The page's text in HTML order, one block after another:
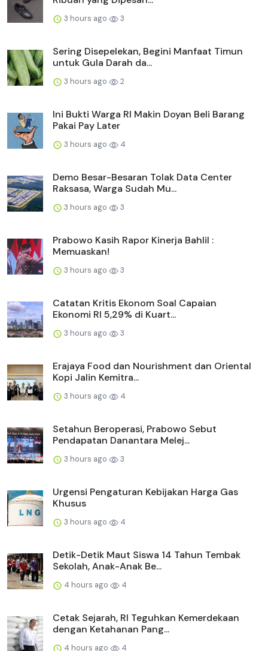
3 hours ago 3
Sering Disepelekan, Begini Manfaat Timun
untuk Gula Darah da...
3 hours ago 2
Ini Bukti Warga RI Makin Doyan Beli Barang
Pakai Pay Later
3 hours ago 4
Demo Besar-Besaran Tolak Data Center
Raksasa, Warga Sudah Mu...
3 hours ago 3
Prabowo Kasih Rapor Kinerja Bahlil :
Memuaskan!
3 hours ago 3
Catatan Kritis Ekonom Soal Capaian
Ekonomi RI 5,29% di Kuart...
3 hours ago 3
Erajaya Food dan Nourishment dan Oriental
Kopi Jalin Kemitra...
3 hours ago 4
Setahun Beroperasi, Prabowo Sebut
Pendapatan Danantara Melej...
3 hours ago 3
Urgensi Pengaturan Kebijakan Harga Gas
Khusus
3 hours ago 4
Detik-Detik Maut Siswa 14 Tahun Tembak
Sekolah, Anak-Anak Be...
4 hours ago 4
Cetak Sejarah, RI Teguhkan Kemerdekaan
dengan Ketahanan Pang...
4 hours ago 4